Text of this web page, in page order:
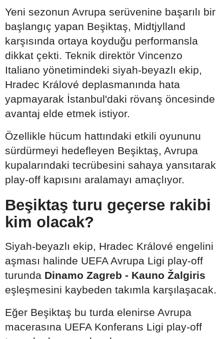
Yeni sezonun Avrupa serüvenine başarılı bir
başlangıç yapan Beşiktaş, Midtjylland
karşısında ortaya koyduğu performansla
dikkat çekti. Teknik direktör Vincenzo
Italiano yönetimindeki siyah-beyazlı ekip,
Hradec Králové deplasmanında hata
yapmayarak İstanbul'daki rövanş öncesinde
avantaj elde etmek istiyor.
Özellikle hücum hattındaki etkili oyununu
sürdürmeyi hedefleyen Beşiktaş, Avrupa
kupalarındaki tecrübesini sahaya yansıtarak
play-off kapısını aralamayı amaçlıyor.
Beşiktaş turu geçerse rakibi
kim olacak?
Siyah-beyazlı ekip, Hradec Králové engelini
aşması halinde UEFA Avrupa Ligi play-off
turunda Dinamo Zagreb - Kauno Žalgiris
eşleşmesini kaybeden takımla karşılaşacak.
Eğer Beşiktaş bu turda elenirse Avrupa
macerasına UEFA Konferans Ligi play-off